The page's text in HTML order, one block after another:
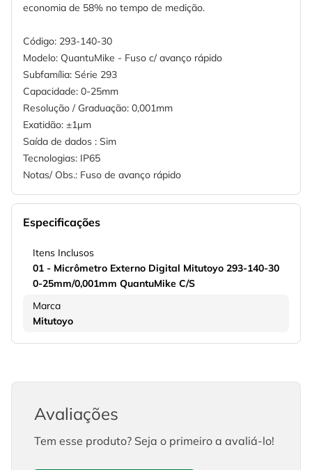
economia de 58% no tempo de medição.
Código: 293-140-30
Modelo: QuantuMike - Fuso c/ avanço rápido
Subfamília: Série 293
Capacidade: 0-25mm
Resolução / Graduação: 0,001mm
Exatidão: ±1µm
Saída de dados : Sim
Tecnologias: IP65
Notas/ Obs.: Fuso de avanço rápido
Especificações
Itens Inclusos
01 - Micrômetro Externo Digital Mitutoyo 293-140-30
0-25mm/0,001mm QuantuMike C/S
Marca
Mitutoyo
Avaliações
Tem esse produto? Seja o primeiro a avaliá-lo!